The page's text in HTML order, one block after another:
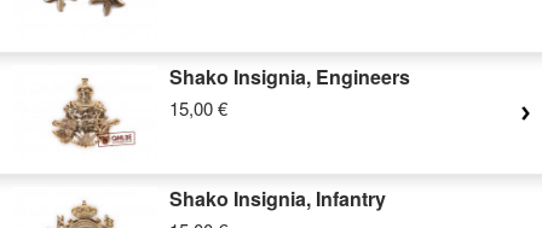
Shako Insignia, Engineers
15,00 €
Shako Insignia, Infantry